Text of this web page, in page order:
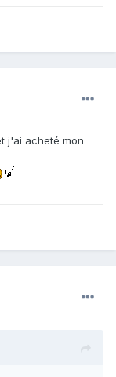
j'ai acheté mon